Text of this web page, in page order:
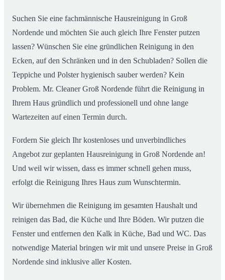
Suchen Sie eine fachmännische Hausreinigung in Groß
Nordende und möchten Sie auch gleich Ihre Fenster putzen
lassen? Wünschen Sie eine gründlichen Reinigung in den
Ecken, auf den Schränken und in den Schubladen? Sollen die
Teppiche und Polster hygienisch sauber werden? Kein
Problem. Mr. Cleaner Groß Nordende führt die Reinigung in
Ihrem Haus gründlich und professionell und ohne lange
Wartezeiten auf einen Termin durch.
Fordern Sie gleich Ihr kostenloses und unverbindliches
Angebot zur geplanten Hausreinigung in Groß Nordende an!
Und weil wir wissen, dass es immer schnell gehen muss,
erfolgt die Reinigung Ihres Haus zum Wunschtermin.
Wir übernehmen die Reinigung im gesamten Haushalt und
reinigen das Bad, die Küche und Ihre Böden. Wir putzen die
Fenster und entfernen den Kalk in Küche, Bad und WC. Das
notwendige Material bringen wir mit und unsere Preise in Groß
Nordende sind inklusive aller Kosten.